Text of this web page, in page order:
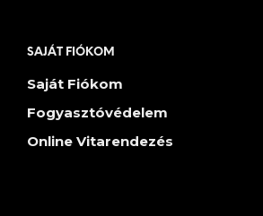
SAJÁT FIÓKOM
Saját Fiókom
Fogyasztóvédelem
Online Vitarendezés